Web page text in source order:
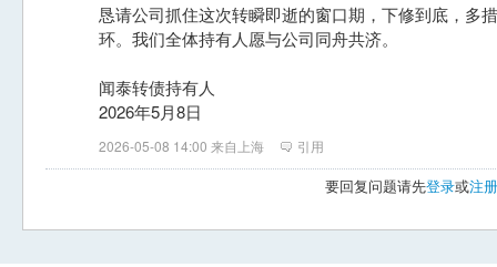
恳请公司抓住这次转瞬即逝的窗口期，下修到底，多
环。我们全体持有人愿与公司同舟共济。
闻泰转债持有人
2026年5月8日
2026-05-08 14:00 来自上海 引用
要回复问题请先登录或注册